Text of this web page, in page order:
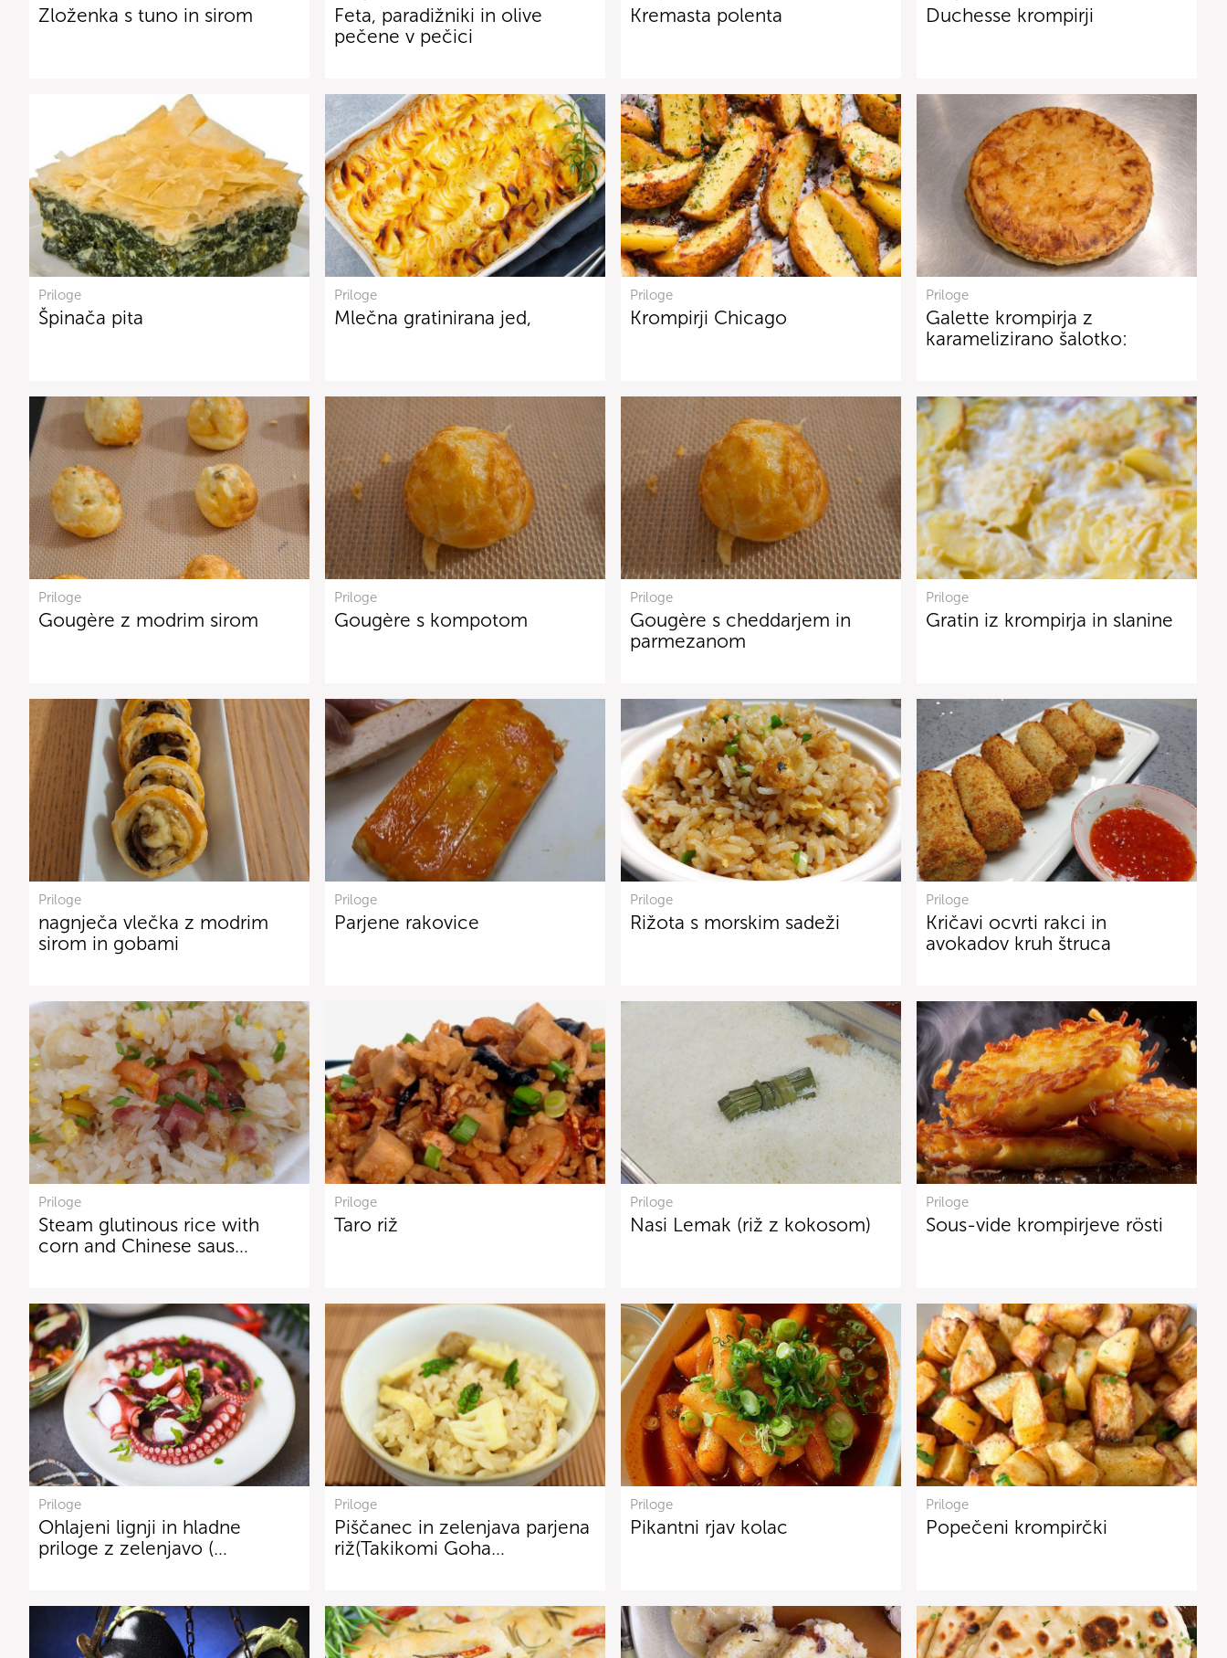
Zloženka s tuno in sirom
Feta, paradižniki in olive
pečene v pečici
Kremasta polenta Duchesse krompirji
Priloge
Špinača pita
Priloge
Mlečna gratinirana jed,
Priloge
Krompirji Chicago
Priloge
Galette krompirja z
karamelizirano šalotko:
Priloge
Gougère z modrim sirom
Priloge
Gougère s kompotom
Priloge
Gougère s cheddarjem in
parmezanom
Priloge
Gratin iz krompirja in slanine
Priloge
nagnječa vlečka z modrim
sirom in gobami
Priloge
Parjene rakovice
Priloge
Rižota s morskim sadeži
Priloge
Kričavi ocvrti rakci in
avokadov kruh štruca
Priloge
Steam glutinous rice with
corn and Chinese saus…
Priloge
Taro riž
Priloge
Nasi Lemak (riž z kokosom)
Priloge
Sous-vide krompirjeve rösti
Priloge
Ohlajeni lignji in hladne
priloge z zelenjavo (…
Priloge
Piščanec in zelenjava parjena
riž(Takikomi Goha…
Priloge
Pikantni rjav kolac
Priloge
Popečeni krompirčki